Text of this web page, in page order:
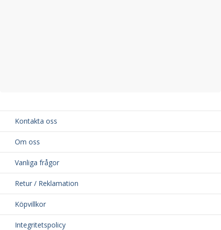
Kontakta oss
Om oss
Vanliga frågor
Retur / Reklamation
Köpvillkor
Integritetspolicy